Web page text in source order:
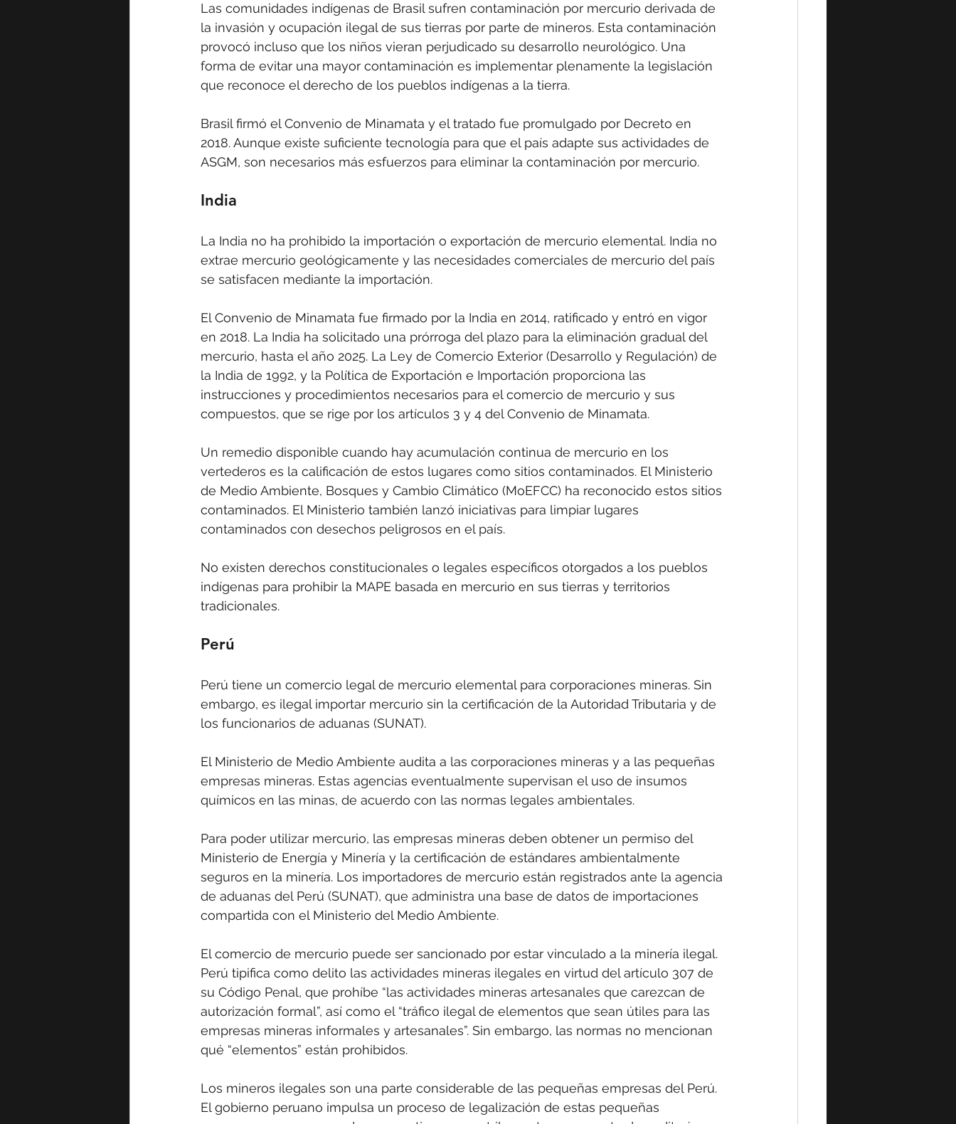
Las comunidades indígenas de Brasil sufren contaminación por mercurio derivada de
la invasión y ocupación ilegal de sus tierras por parte de mineros. Esta contaminación
provocó incluso que los niños vieran perjudicado su desarrollo neurológico. Una
forma de evitar una mayor contaminación es implementar plenamente la legislación
que reconoce el derecho de los pueblos indígenas a la tierra.
Brasil firmó el Convenio de Minamata y el tratado fue promulgado por Decreto en
2018. Aunque existe suficiente tecnología para que el país adapte sus actividades de
ASGM, son necesarios más esfuerzos para eliminar la contaminación por mercurio.
India
La India no ha prohibido la importación o exportación de mercurio elemental. India no
extrae mercurio geológicamente y las necesidades comerciales de mercurio del país
se satisfacen mediante la importación.
El Convenio de Minamata fue firmado por la India en 2014, ratificado y entró en vigor
en 2018. La India ha solicitado una prórroga del plazo para la eliminación gradual del
mercurio, hasta el año 2025. La Ley de Comercio Exterior (Desarrollo y Regulación) de
la India de 1992, y la Política de Exportación e Importación proporciona las
instrucciones y procedimientos necesarios para el comercio de mercurio y sus
compuestos, que se rige por los artículos 3 y 4 del Convenio de Minamata.
Un remedio disponible cuando hay acumulación continua de mercurio en los
vertederos es la calificación de estos lugares como sitios contaminados. El Ministerio
de Medio Ambiente, Bosques y Cambio Climático (MoEFCC) ha reconocido estos sitios
contaminados. El Ministerio también lanzó iniciativas para limpiar lugares
contaminados con desechos peligrosos en el país.
No existen derechos constitucionales o legales específicos otorgados a los pueblos
indígenas para prohibir la MAPE basada en mercurio en sus tierras y territorios
tradicionales.
Perú
Perú tiene un comercio legal de mercurio elemental para corporaciones mineras. Sin
embargo, es ilegal importar mercurio sin la certificación de la Autoridad Tributaria y de
los funcionarios de aduanas (SUNAT).
El Ministerio de Medio Ambiente audita a las corporaciones mineras y a las pequeñas
empresas mineras. Estas agencias eventualmente supervisan el uso de insumos
químicos en las minas, de acuerdo con las normas legales ambientales.
Para poder utilizar mercurio, las empresas mineras deben obtener un permiso del
Ministerio de Energía y Minería y la certificación de estándares ambientalmente
seguros en la minería. Los importadores de mercurio están registrados ante la agencia
de aduanas del Perú (SUNAT), que administra una base de datos de importaciones
compartida con el Ministerio del Medio Ambiente.
El comercio de mercurio puede ser sancionado por estar vinculado a la minería ilegal.
Perú tipifica como delito las actividades mineras ilegales en virtud del artículo 307 de
su Código Penal, que prohíbe “las actividades mineras artesanales que carezcan de
autorización formal”, así como el “tráfico ilegal de elementos que sean útiles para las
empresas mineras informales y artesanales”. Sin embargo, las normas no mencionan
qué “elementos” están prohibidos.
Los mineros ilegales son una parte considerable de las pequeñas empresas del Perú.
El gobierno peruano impulsa un proceso de legalización de estas pequeñas